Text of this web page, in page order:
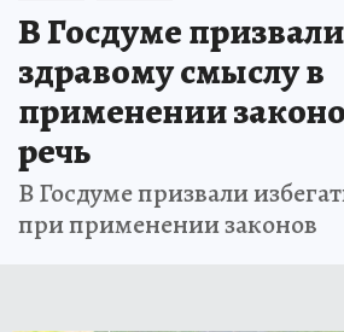
В Госдуме
здравому смыслу в
применении
речь
В Госдуме призвали
при применении законов